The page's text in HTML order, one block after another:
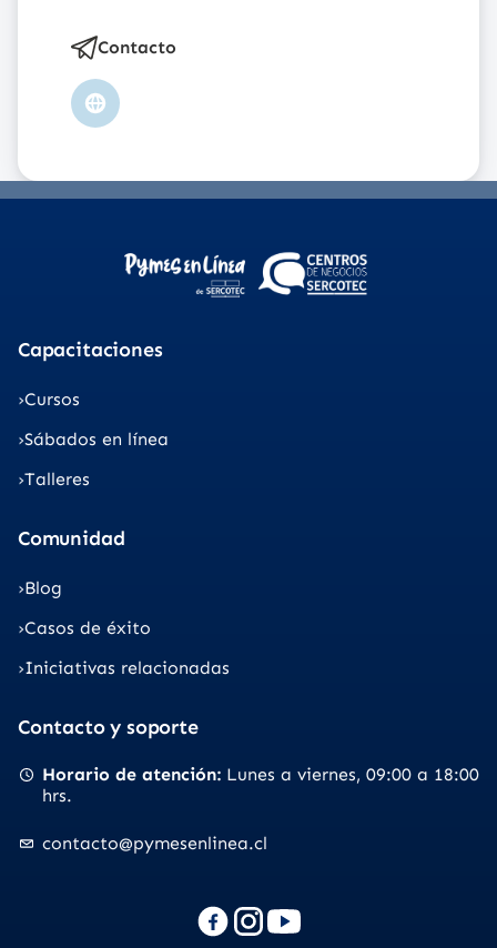
Contacto
Sitio
Capacitaciones
Cursos
Sábados en línea
Talleres
Comunidad
Blog
Casos de éxito
Iniciativas relacionadas
Contacto y soporte
Horario de atención Lunes a viernes 09:00 a 18:00
hrs.
contacto@pymesenlinea.cl